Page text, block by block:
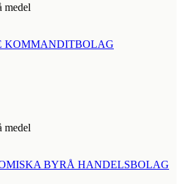
medel
KOMMANDITBOLAG
medel
BYRÅ HANDELSBOLAG